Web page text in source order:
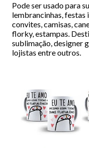
Pode ser usado para
lembrancinhas,
convites, camisas,
florky, estampas.
sublimação, designer
lojistas entre outros.